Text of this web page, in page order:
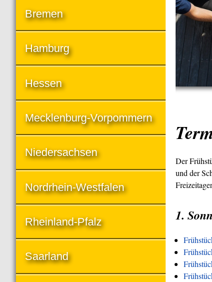
Der
und der
1.
Bremen
Hamburg
Hessen
Mecklenburg-Vorpommern
Niedersachsen
Nordrhein-Westfalen
Rheinland-Pfalz
Saarland